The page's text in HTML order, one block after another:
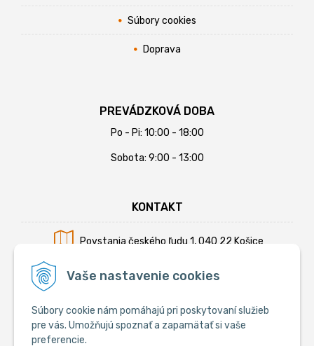
Vaše nastavenie cookies
Súbory cookie nám pomáhajú pri poskytovaní služieb
pre vás. Umožňujú spoznať a zapamätať si vaše
preferencie.
Súbory cookies
Doprava
PREVÁDZKOVÁ DOBA
Po - Pi: 10:00 - 18:00
Sobota: 9:00 - 13:00
KONTAKT
Povstania českého ľudu 1, 040 22 Košice
Mobil:+421 902 794 355
E-mail:info@krmiva.sk